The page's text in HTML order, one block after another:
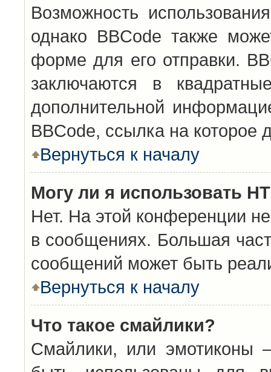
Возможность
однако BBCode также
форме для его отправки.
заключаются в
дополнительной
BBCode, ссылка на
Вернуться к началу
Могу ли я использовать
Нет. На этой конференции
в сообщениях. Большая
сообщений может быть
Вернуться к началу
Что такое смайлики?
Смайлики, или эмотиконы